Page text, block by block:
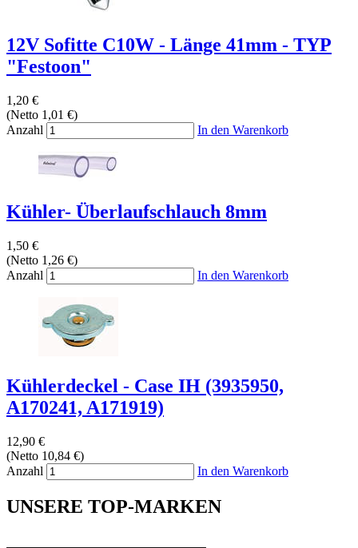
12V Sofitte C10W - Länge 41mm - TYP
"Festoon"
1,20 €
(Netto 1,01 €)
Anzahl
In den Warenkorb
Kühler- Überlaufschlauch 8mm
1,50 €
(Netto 1,26 €)
Anzahl
In den Warenkorb
Kühlerdeckel - Case IH (3935950,
A170241, A171919)
12,90 €
(Netto 10,84 €)
Anzahl
In den Warenkorb
UNSERE TOP-MARKEN